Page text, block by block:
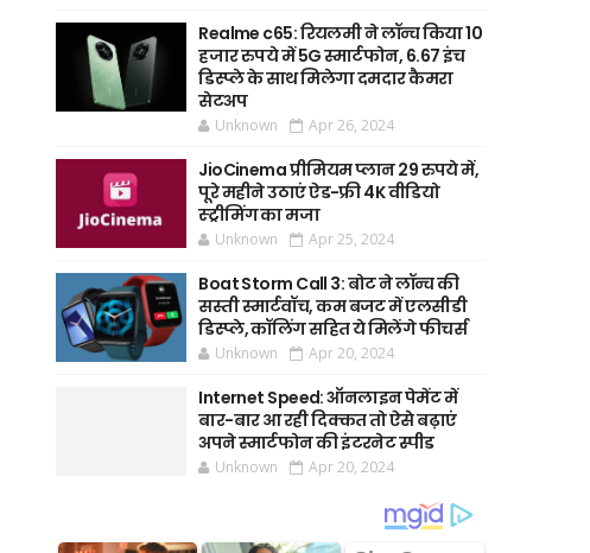
Realme c65: रियलमी ने लॉन्च किया 10
हजार रुपये में 5G स्मार्टफोन, 6.67 इंच
डिस्प्ले के साथ मिलेगा दमदार कैमरा
सेटअप
Unknown Apr 26, 2024
JioCinema प्रीमियम प्लान 29 रुपये में,
पूरे महीने उठाएं ऐड-फ्री 4K वीडियो
स्ट्रीमिंग का मजा
Unknown Apr 25, 2024
Boat Storm Call 3: बोट ने लॉन्च की
सस्ती स्मार्टवॉच, कम बजट में एलसीडी
डिस्प्ले, कॉलिंग सहित ये मिलेंगे फीचर्स
Unknown Apr 20, 2024
Internet Speed: ऑनलाइन पेमेंट में
बार-बार आ रही दिक्कत तो ऐसे बढ़ाएं
अपने स्मार्टफोन की इंटरनेट स्पीड
Unknown Apr 20, 2024